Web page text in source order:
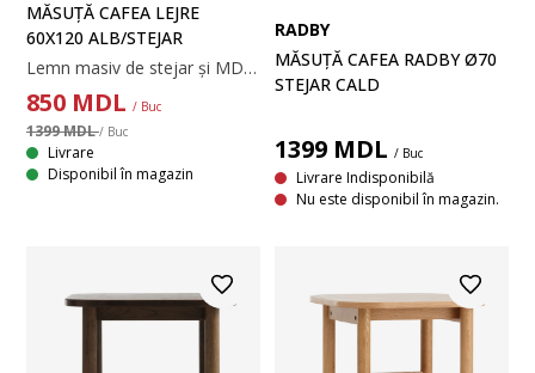
MĂSUȚĂ CAFEA LEJRE
60X120 ALB/STEJAR
Lemn masiv de stejar și MDF. 60x120x45 cm
850 MDL / Buc
1399 MDL/ Buc
Livrare
Disponibil în magazin
RADBY
MĂSUȚĂ CAFEA RADBY Ø70
STEJAR CALD
1399 MDL / Buc
Livrare Indisponibilă
Nu este disponibil în magazin.